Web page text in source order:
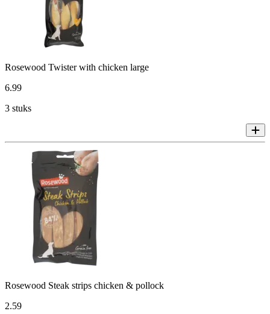
Rosewood Twister with chicken large
6.99
3 stuks
Rosewood Steak strips chicken & pollock
2.59